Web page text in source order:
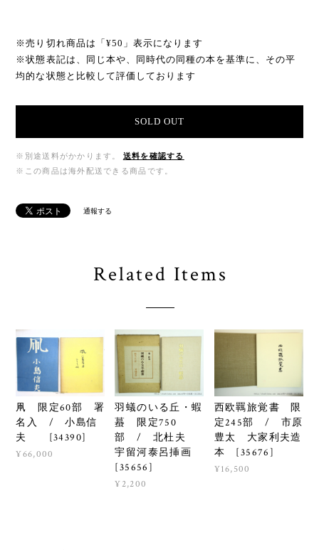
※売り切れ商品は「¥50」表示になります
※状態表記は、同じ本や、同時代の同種の本を基準に、その平
均的な状態と比較して評価しております
SOLD OUT
※別途送料がかかります。
送料を確認する
※この商品は海外配送できる商品です。
通報する
Related Items
凧 限定60部 署
名入 / 小島信
夫 [34390]
¥66,000
羽蟻のいる丘・蝦
蟇 限定750
部 / 北杜夫
宇留河泰呂挿画
[35656]
¥2,200
西欧羈旅覚書 限
定245部 / 市原
豊太 大家利夫造
本 [35676]
¥16,500